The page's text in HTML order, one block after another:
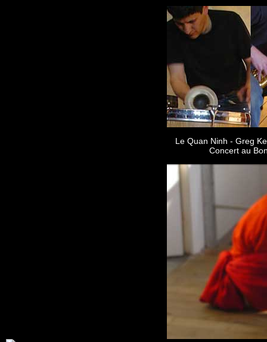
Le Quan Ninh - Greg
Concert au